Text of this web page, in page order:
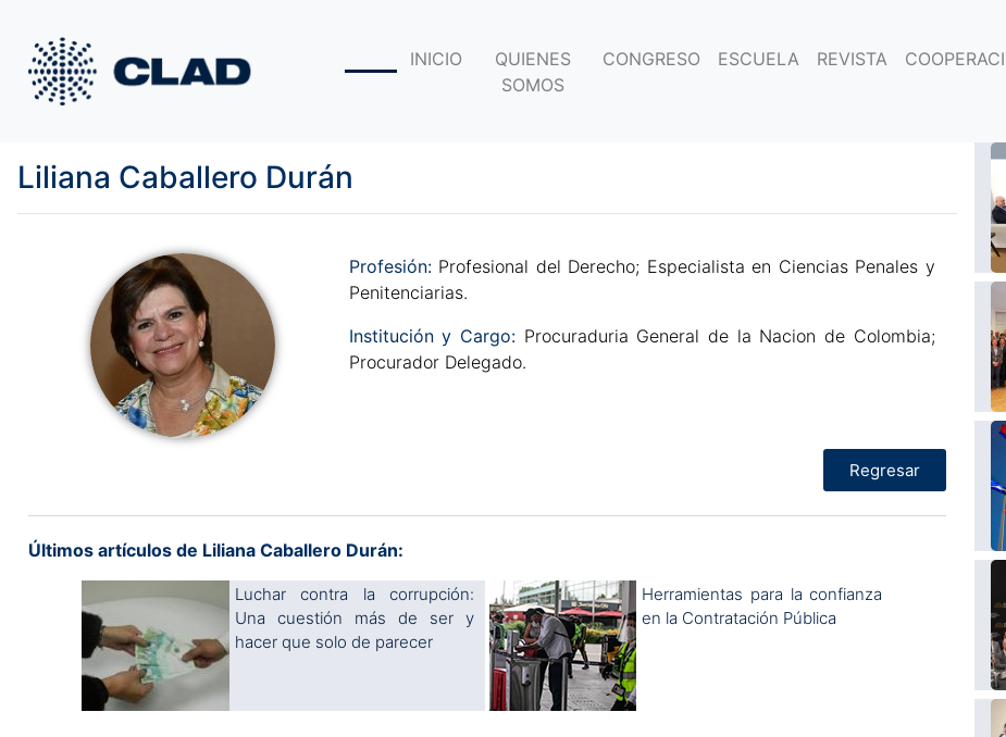
INICIO
QUIENES
SOMOS
CONGRESO ESCUELA REVISTA
Liliana Caballero Durán
Profesión: Profesional del Derecho; Especialista en Ciencias Penales y
Penitenciarias.
Institución y Cargo: Procuraduria General de la Nacion de Colombia;
Procurador Delegado.
Regresar
Últimos artículos de Liliana Caballero Durán:
Luchar contra la corrupción:
Una cuestión más de ser y
hacer que solo de parecer
Herramientas para la confianza
en la Contratación Pública